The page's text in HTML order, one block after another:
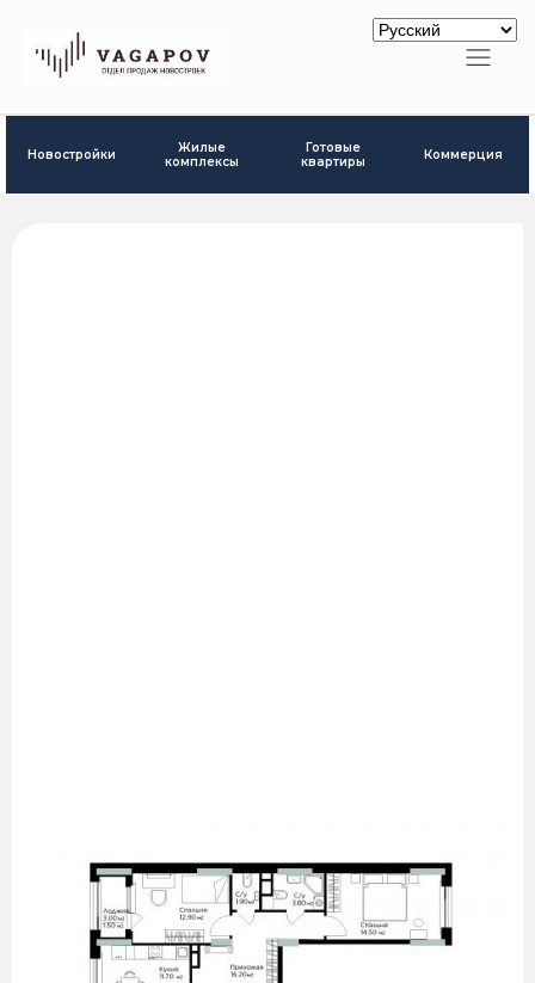
Новостройки
Жилые
комплексы
Готовые
квартиры
Коммерция